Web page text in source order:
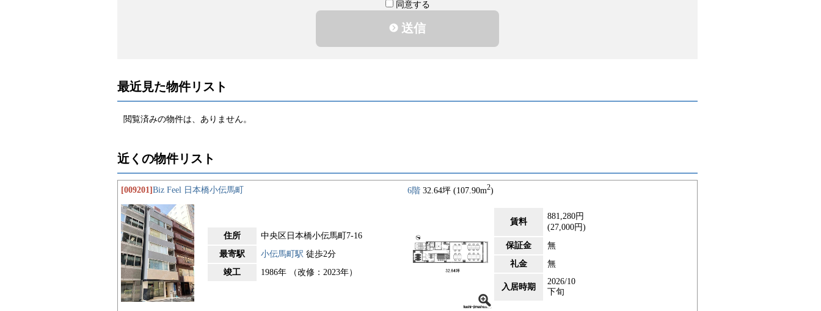
同意する
送信
最近見た物件リスト
閲覧済みの物件は、ありません。
近くの物件リスト
[009201] Biz Feel 日本橋小伝馬町 6階 32.64坪 (107.90m2)
住所
中央区日本橋小伝馬町7-16
最寄駅
小伝馬町駅 徒歩2分
竣工
1986年 （改修：2023年）
賃料
881,280円
(27,000円)
保証金
無
礼金
無
入居時期
2026/10
下旬